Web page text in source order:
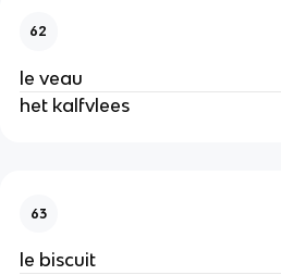
62
le veau
het kalfvlees
63
le biscuit